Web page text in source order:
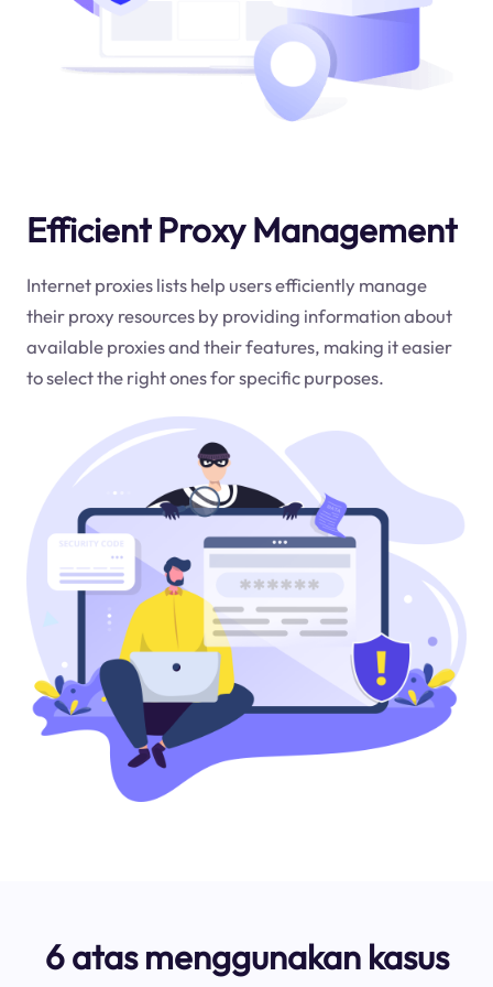
Efficient Proxy Management
Internet proxies lists help users efficiently manage
their proxy resources by providing information about
available proxies and their features, making it easier
to select the right ones for specific purposes.
6 atas menggunakan kasus